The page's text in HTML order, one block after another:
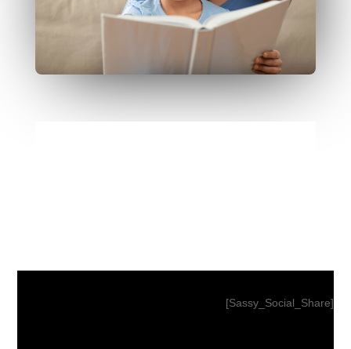
[Sassy_Social_Share]